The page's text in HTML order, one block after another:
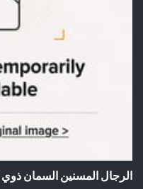
الرجال المسنين السمان